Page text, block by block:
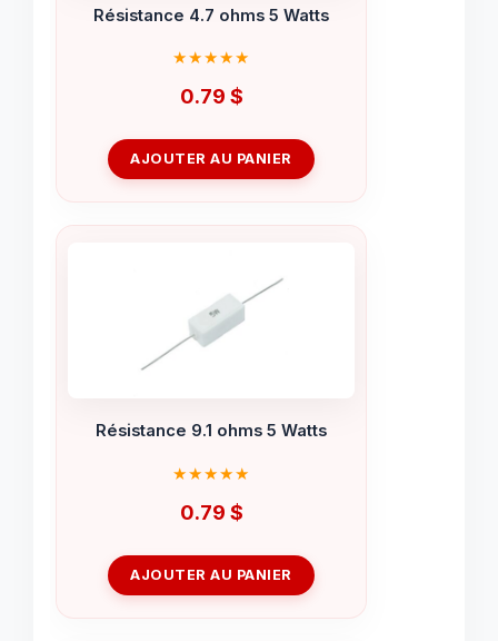
Résistance 4.7 ohms 5 Watts
0.79 $
AJOUTER AU PANIER
Résistance 9.1 ohms 5 Watts
0.79 $
AJOUTER AU PANIER